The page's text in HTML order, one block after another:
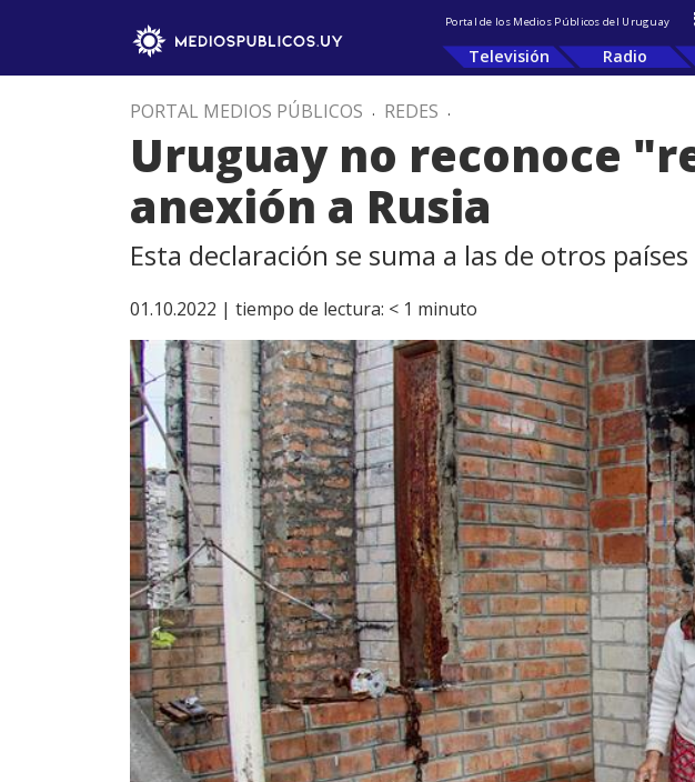
Portal de los Medios Públicos del Uruguay
Televisión Radio
PORTAL MEDIOS PÚBLICOS . REDES .
Uruguay no reconoce
anexión a Rusia
Esta declaración se suma a las de otros
01.10.2022 | tiempo de lectura: < 1 minuto